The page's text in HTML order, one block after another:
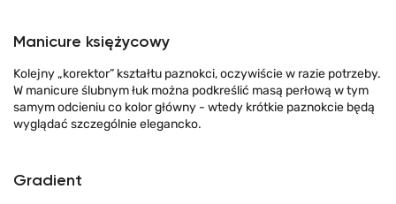
Manicure księżycowy
Kolejny „korektor” kształtu paznokci, oczywiście w razie potrzeby.
W manicure ślubnym łuk można podkreślić masą perłową w tym
samym odcieniu co kolor główny - wtedy krótkie paznokcie będą
wyglądać szczególnie elegancko.
Gradient